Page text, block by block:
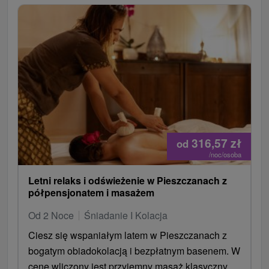
opakuje aj v recenziách.
Skôr je to pobyt o kombinácii oddychu, procedúr a
toho, že idete aj von – na prechádzku, bicykel alebo
výlet.
od 316,57 zł
/noc/osoba
Letni relaks i odświeżenie w Pieszczanach z
półpensjonatem i masażem
Od 2 Noce
Śniadanie I Kolacja
Ciesz się wspaniałym latem w Pieszczanach z
bogatym obiadokolacją i bezpłatnym basenem. W
cenę wliczony jest przyjemny masaż klasyczny,